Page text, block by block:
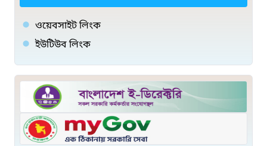
ওয়েবসাইট লিংক
ইউটিউব লিংক